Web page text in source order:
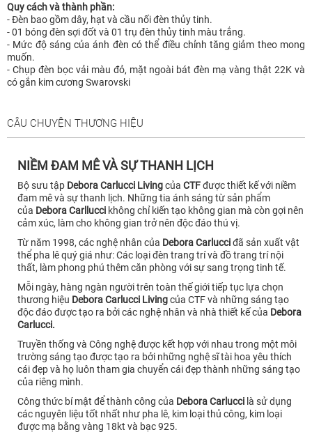
Quy cách và thành phần:
- Đèn bao gồm dây, hạt và cầu nối đèn thủy tinh.
- 01 bóng đèn sợi đốt và 01 trụ đèn thủy tinh màu trắng.
- Mức độ sáng của ánh đèn có thể điều chỉnh tăng giảm theo mong
muốn.
- Chụp đèn bọc vải màu đỏ, mặt ngoài bát đèn mạ vàng thật 22K và
có gắn kim cương Swarovski
CÂU CHUYỆN THƯƠNG HIỆU
NIỀM ĐAM MÊ VÀ SỰ THANH LỊCH
Bộ sưu tập Debora Carlucci Livingcủa CTFđược thiết kế với niềm
đam mê và sự thanh lịch. Những tia ánh sáng từ sản phẩm
của Debora Carllucci không chỉ kiến tạo không gian mà còn gợi nên
cảm xúc, làm cho không gian trở nên độc đáo thú vị.
Từ năm 1998, các nghệ nhân của Debora Carlucciđã sản xuất vật
thể pha lê quý giá như: Các loại đèn trang trí và đồ trang trí nội
thất, làm phong phú thêm căn phòng với sự sang trọng tinh tế.
Mỗi ngày, hàng ngàn người trên toàn thế giới tiếp tục lựa chọn
thương hiệu Debora Carlucci Livingcủa CTF và những sáng tạo
độc đáo được tạo ra bởi các nghệ nhân và nhà thiết kế của Debora
Carlucci.
Truyền thống và Công nghệ được kết hợp với nhau trong một môi
trường sáng tạo được tạo ra bởi những nghệ sĩ tài hoa yêu thích
cái đẹp và họ luôn tham gia chuyển cái đẹp thành những sáng tạo
của riêng mình.
Công thức bí mật để thành công của Debora Carlucci là sử dụng
các nguyên liệu tốt nhất như pha lê, kim loại thủ công, kim loại
được mạ bằng vàng 18kt và bạc 925.